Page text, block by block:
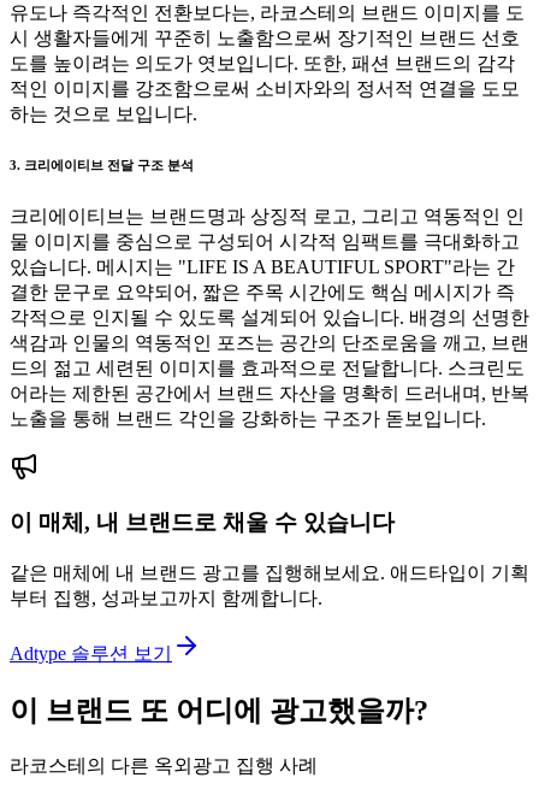
유도나 즉각적인 전환보다는, 라코스테의 브랜드 이미지를 도
시 생활자들에게 꾸준히 노출함으로써 장기적인 브랜드 선호
도를 높이려는 의도가 엿보입니다. 또한, 패션 브랜드의 감각
적인 이미지를 강조함으로써 소비자와의 정서적 연결을 도모
하는 것으로 보입니다.
3. 크리에이티브 전달 구조 분석
크리에이티브는 브랜드명과 상징적 로고, 그리고 역동적인 인
물 이미지를 중심으로 구성되어 시각적 임팩트를 극대화하고
있습니다. 메시지는 "LIFE IS A BEAUTIFUL SPORT"라는 간
결한 문구로 요약되어, 짧은 주목 시간에도 핵심 메시지가 즉
각적으로 인지될 수 있도록 설계되어 있습니다. 배경의 선명한
색감과 인물의 역동적인 포즈는 공간의 단조로움을 깨고, 브랜
드의 젊고 세련된 이미지를 효과적으로 전달합니다. 스크린도
어라는 제한된 공간에서 브랜드 자산을 명확히 드러내며, 반복
노출을 통해 브랜드 각인을 강화하는 구조가 돋보입니다.
이 매체, 내 브랜드로 채울 수 있습니다
같은 매체에 내 브랜드 광고를 집행해보세요. 애드타입이 기획
부터 집행, 성과보고까지 함께합니다.
Adtype 솔루션 보기
이 브랜드 또 어디에 광고했을까?
라코스테의 다른 옥외광고 집행 사례